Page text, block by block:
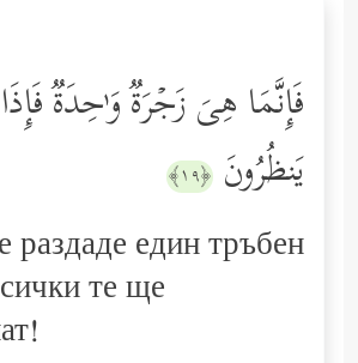
فَإِنَّمَا هِیَ زَجۡرَةࣱ وَ ٰ⁠حِدَةࣱ
یَنظُرُونَ ﴿١٩﴾
един тръбен
те ще